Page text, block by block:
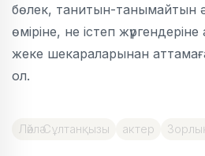
бөлек, танитын-танымайтын
өміріне, не істеп
жеке шекараларынан
ол.
Ләйлә Сұлтанқызы актер